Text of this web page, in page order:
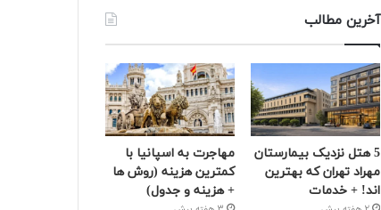
آخرین مطالب
5 هتل نزدیک بیمارستان
مهراد تهران که بهترین‌
اند! + خدمات
مهاجرت به اسپانیا با
کمترین هزینه (روش ها
+ هزینه و جدول)